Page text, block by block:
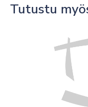
Tutustu